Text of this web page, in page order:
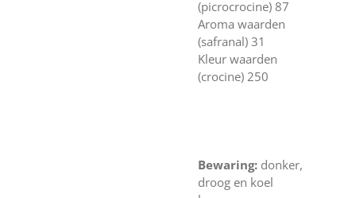
(picrocrocine) 87
Aroma waarden
(safranal) 31
Kleur waarden
(crocine) 250
Bewaring: donker,
droog en koel